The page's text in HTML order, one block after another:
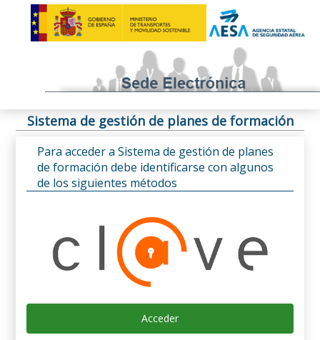
Sistema de gestión de planes de formación
Para acceder a Sistema de gestión de planes
de formación debe identificarse con algunos
de los siguientes métodos
Acceder